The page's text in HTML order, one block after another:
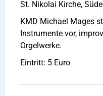
St. Nikolai Kirche,
KMD Michael Mages
Instrumente vor,
Orgelwerke.
Eintritt: 5 Euro